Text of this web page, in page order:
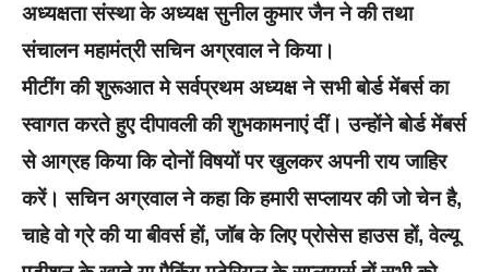
अध्यक्षता संस्था के अध्यक्ष सुनील कुमार जैन ने की तथा
संचालन महामंत्री सचिन अग्रवाल ने किया।
मीटींग की शुरूआत मे सर्वप्रथम अध्यक्ष ने सभी बोर्ड मेंबर्स का
स्वागत करते हुए दीपावली की शुभकामनाएं दीं। उन्होंने बोर्ड मेंबर्स
से आग्रह किया कि दोनों विषयों पर खुलकर अपनी राय जाहिर
करें। सचिन अग्रवाल ने कहा कि हमारी सप्लायर की जो चेन है,
चाहे वो ग्रे की या बीवर्स हों, जॉब के लिए प्रोसेस हाउस हों, वेल्यू